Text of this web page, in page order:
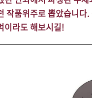
작품위주로 뽑았습니
이라도 해보시길!